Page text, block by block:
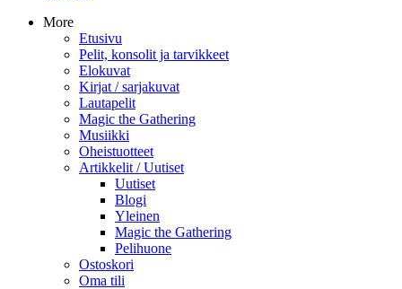
More
Etusivu
Pelit, konsolit ja tarvikkeet
Elokuvat
Kirjat / sarjakuvat
Lautapelit
Magic the Gathering
Musiikki
Oheistuotteet
Artikkelit / Uutiset
Uutiset
Blogi
Yleinen
Magic the Gathering
Pelihuone
Ostoskori
Oma tili